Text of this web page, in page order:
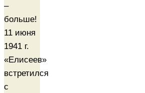
–
больше!
11 июня
1941 г.
«Елисеев»
встретился
с